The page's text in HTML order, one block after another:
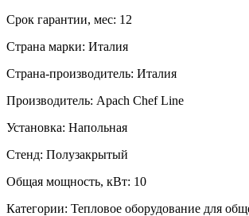
Срок гарантии, мес: 12
Страна марки: Италия
Страна-производитель: Италия
Производитель: Apach Chef Line
Установка: Напольная
Стенд: Полузакрытый
Общая мощность, кВт: 10
Категории: Тепловое оборудование для